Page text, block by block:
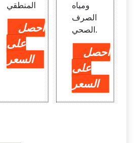
المنطقي
احصل
على
السعر
ومياه
الصرف
الصحي.
احصل
على
السعر